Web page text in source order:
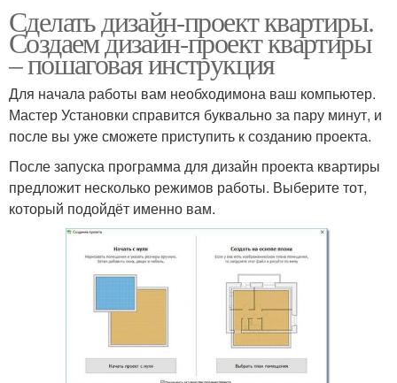
Сделать дизайн-проект квартиры.
Создаем дизайн-проект квартиры
– пошаговая инструкция
Для начала работы вам необходимона ваш компьютер.
Мастер Установки справится буквально за пару минут, и
после вы уже сможете приступить к созданию проекта.
После запуска программа для дизайн проекта квартиры
предложит несколько режимов работы. Выберите тот,
который подойдёт именно вам.